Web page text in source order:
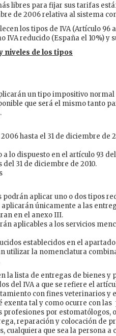
libres para fijar sus tarifas
de 2006 relativa al sistema
los tipos de IVA (Artículo 96
IVA reducido (España el 10%) y
niveles de los tipos
un tipo impositivo
que será el mismo tanto
hasta el 31 de diciembre
a lo dispuesto en el artículo 93
31 de diciembre de 2010.
aplicar uno o dos tipos
únicamente a las
en el anexo III.
aplicables a los servicios
establecidos en el
utilizar la nomenclatura
la lista de entregas de bienes
del IVA a que se refiere el
con fines veterinarios y
exenta tal y como ocurre con
profesiones por
reparación y colocación de
cualquiera que sea la persona a